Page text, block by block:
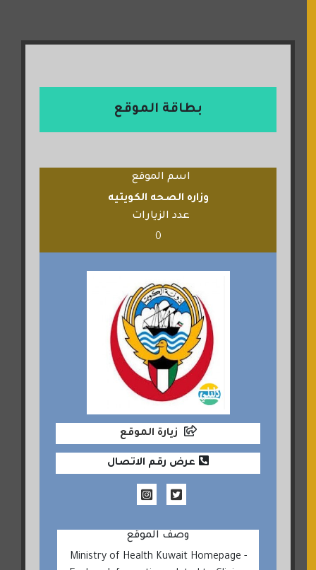
بطاقة الموقع
اسم الموقع
وزاره الصحه الكويتيه
عدد الزيارات
0
زيارة الموقع
عرض رقم الاتصال
وصف الموقع
Ministry of Health Kuwait Homepage -